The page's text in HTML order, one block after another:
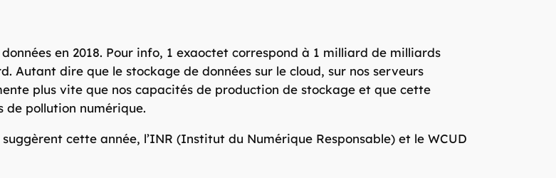
en 2018. Pour info, 1 exaoctet correspond à 1 milliard de milliards
Autant dire que le stockage de données sur le cloud, sur nos serveurs
plus vite que nos capacités de production de stockage et que cette
de pollution numérique.
cette année, l’INR (Institut du Numérique Responsable) et le WCUD